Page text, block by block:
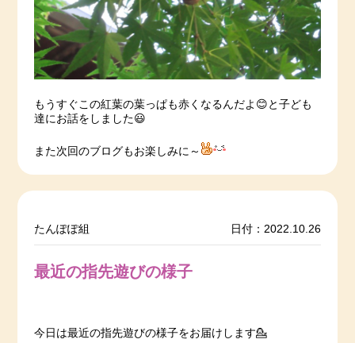
もうすぐこの紅葉の葉っぱも赤くなるんだよ😊と子ども
達にお話をしました😃
また次回のブログもお楽しみに～
たんぽぽ組 日付：2022.10.26
最近の指先遊びの様子
今日は最近の指先遊びの様子をお届けします💁